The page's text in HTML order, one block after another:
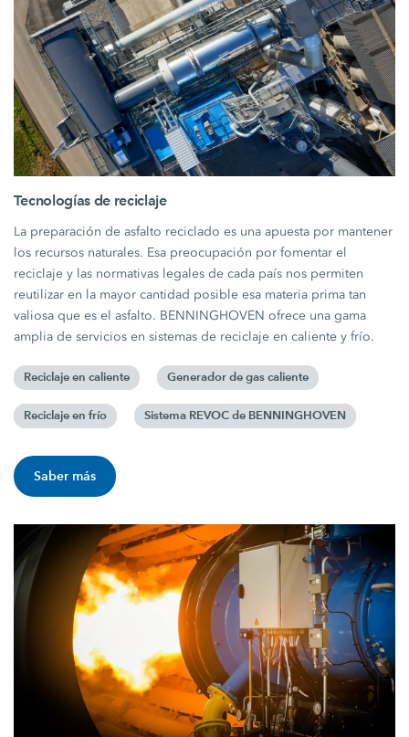
Tecnologías de reciclaje
La preparación de asfalto reciclado es una apuesta por mantener
los recursos naturales. Esa preocupación por fomentar el
reciclaje y las normativas legales de cada país nos permiten
reutilizar en la mayor cantidad posible esa materia prima tan
valiosa que es el asfalto. BENNINGHOVEN ofrece una gama
amplia de servicios en sistemas de reciclaje en caliente y frío.
Reciclaje en caliente Generador de gas caliente
Reciclaje en frío Sistema REVOC de BENNINGHOVEN
Saber más